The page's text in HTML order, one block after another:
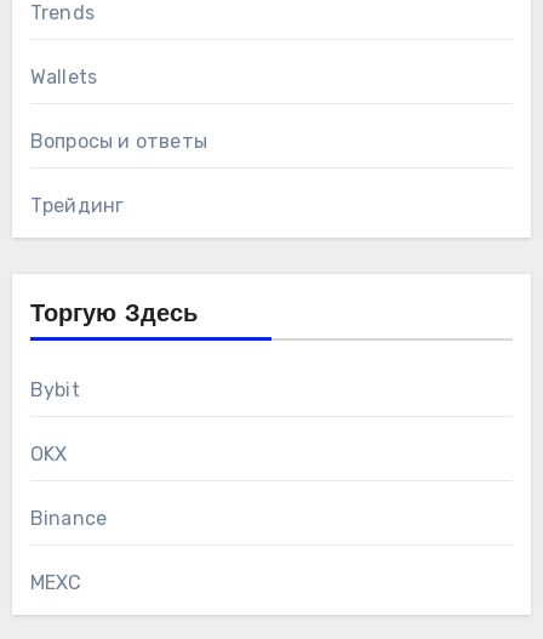
Trends
Wallets
Вопросы и ответы
Трейдинг
Торгую Здесь
Bybit
OKX
Binance
MEXC